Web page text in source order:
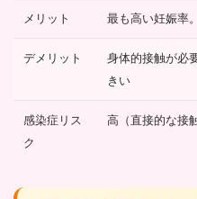
メリット 最も高い妊娠率
デメリット
身体的接触が必
きい
感染症リス
ク
高（直接的な接